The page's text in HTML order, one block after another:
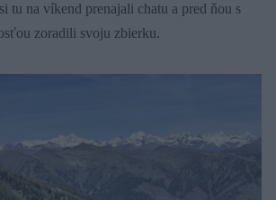
tu na víkend prenajali chatu a pred ňou s
zoradili svoju zbierku.